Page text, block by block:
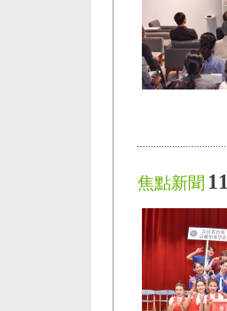
焦點新聞